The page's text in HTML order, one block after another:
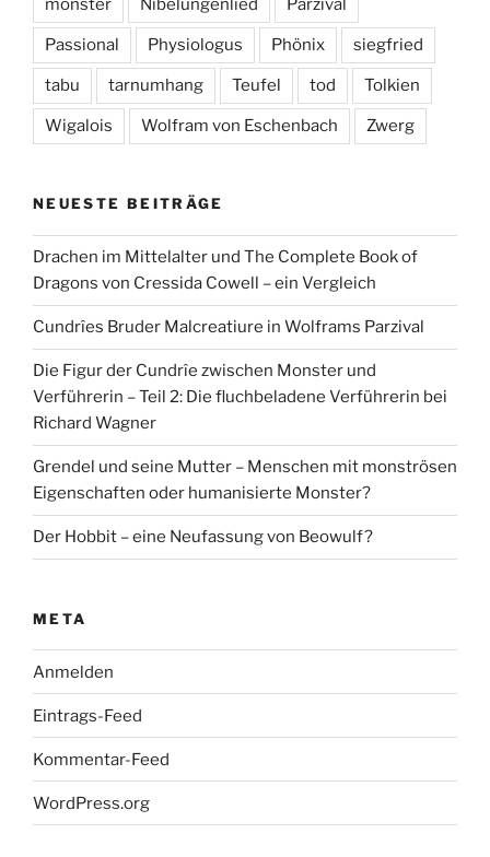
monster Nibelungenlied Parzival
Passional Physiologus Phönix siegfried
tabu tarnumhang Teufel tod Tolkien
Wigalois Wolfram von Eschenbach Zwerg
NEUESTE BEITRÄGE
Drachen im Mittelalter und The Complete Book of
Dragons von Cressida Cowell – ein Vergleich
Cundrîes Bruder Malcreatiure in Wolframs Parzival
Die Figur der Cundrîe zwischen Monster und
Verführerin – Teil 2: Die fluchbeladene Verführerin bei
Richard Wagner
Grendel und seine Mutter – Menschen mit monströsen
Eigenschaften oder humanisierte Monster?
Der Hobbit – eine Neufassung von Beowulf?
META
Anmelden
Eintrags-Feed
Kommentar-Feed
WordPress.org